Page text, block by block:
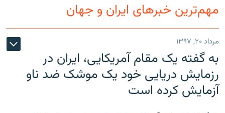
مهم‌ترین خبرهای ایران و جهان
مرداد ۲۰, ۱۳۹۷
به گفته یک مقام آمریکایی، ایران در
رزمایش دریایی خود یک موشک ضد ناو
آزمایش کرده است